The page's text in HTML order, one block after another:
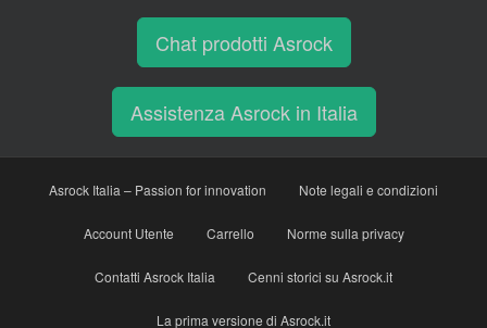
Chat prodotti Asrock
Assistenza Asrock in Italia
Asrock Italia – Passion for innovation Note legali e condizioni
Account Utente Carrello Norme sulla privacy
Contatti Asrock Italia Cenni storici su Asrock.it
La prima versione di Asrock.it